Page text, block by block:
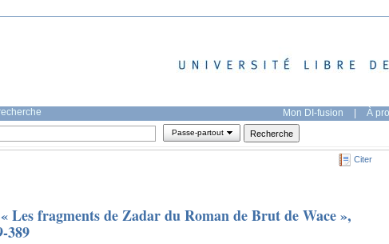
Mon DI-fusion | À
Passe-partout
Citer
fragments de Zadar du Roman de Brut de Wace »,
389